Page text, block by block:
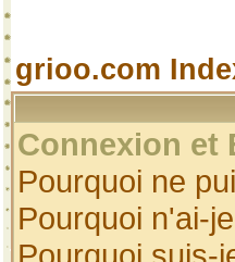
grioo.com
Connexion et
Pourquoi ne
Pourquoi n'ai-